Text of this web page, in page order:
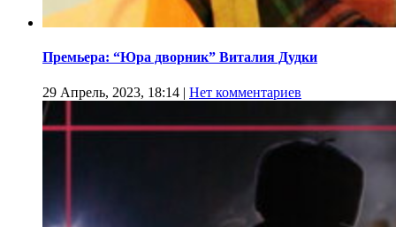
Премьера: “Юра дворник” Виталия Дудки
29 Апрель, 2023, 18:14 | Нет комментариев